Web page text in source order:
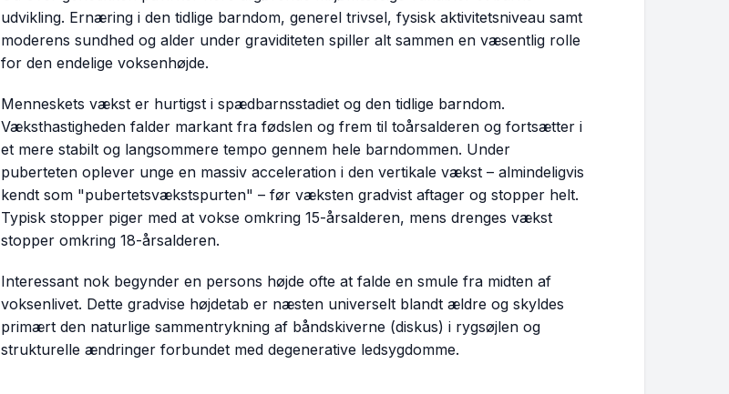
udvikling. Ernæring i den tidlige barndom, generel trivsel, fysisk aktivitetsniveau samt
moderens sundhed og alder under graviditeten spiller alt sammen en væsentlig rolle
for den endelige voksenhøjde.
Menneskets vækst er hurtigst i spædbarnsstadiet og den tidlige barndom.
Væksthastigheden falder markant fra fødslen og frem til toårsalderen og fortsætter i
et mere stabilt og langsommere tempo gennem hele barndommen. Under
puberteten oplever unge en massiv acceleration i den vertikale vækst – almindeligvis
kendt som "pubertetsvækstspurten" – før væksten gradvist aftager og stopper helt.
Typisk stopper piger med at vokse omkring 15-årsalderen, mens drenges vækst
stopper omkring 18-årsalderen.
Interessant nok begynder en persons højde ofte at falde en smule fra midten af
voksenlivet. Dette gradvise højdetab er næsten universelt blandt ældre og skyldes
primært den naturlige sammentrykning af båndskiverne (diskus) i rygsøjlen og
strukturelle ændringer forbundet med degenerative ledsygdomme.